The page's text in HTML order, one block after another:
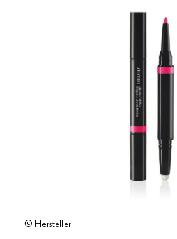
© Hersteller